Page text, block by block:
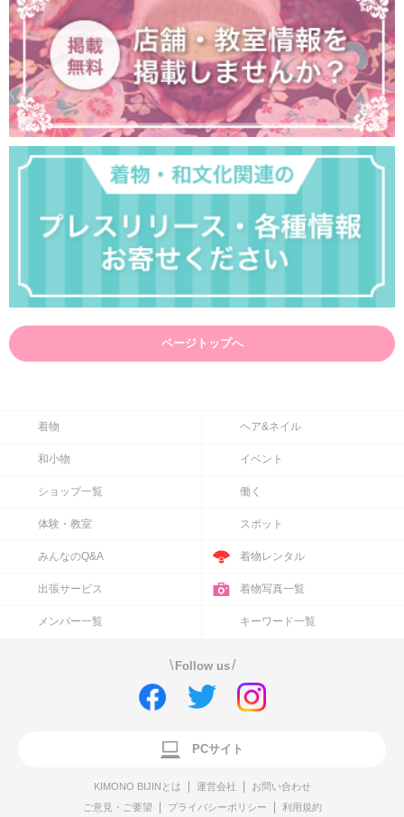
ページトップへ
着物 ヘア&ネイル
和小物 イベント
ショップ一覧 働く
体験・教室 スポット
みんなのQ&A 着物レンタル
出張サービス 着物写真一覧
メンバー一覧 キーワード一覧
\ Follow us/
PCサイト
KIMONO BIJINとは 運営会社
お問い合わせ
ご意見・ご要望
プライバシーポリシー 利用規約